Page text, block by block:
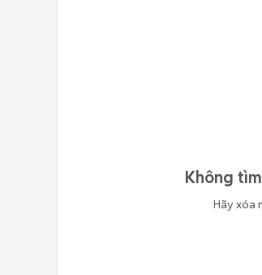
Không
Hãy xóa